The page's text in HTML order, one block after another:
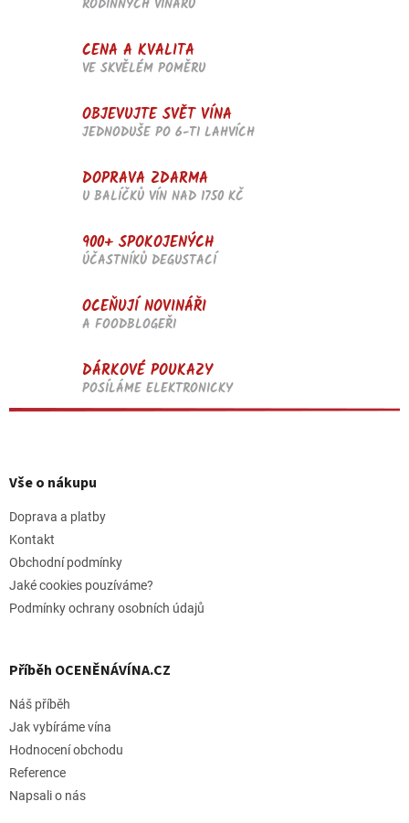
k
ý
p
s
u
RODINNÝCH VINAŘŮ
CENA A KVALITA
VE SKVĚLÉM POMĚRU
OBJEVUJTE SVĚT VÍNA
JEDNODUŠE PO 6-TI LAHVÍCH
DOPRAVA ZDARMA
U BALÍČKŮ VÍN NAD 1750 KČ
900+ SPOKOJENÝCH
ÚČASTNÍKŮ DEGUSTACÍ
OCEŇUJÍ NOVINÁŘI
A FOODBLOGEŘI
DÁRKOVÉ POUKAZY
POSÍLÁME ELEKTRONICKY
pVše o nákupu
Doprava a platby
Kontakt
Obchodní podmínky
Jaké cookies pouzíváme?
Podmínky ochrany osobních údajů
Příběh OCENĚNÁVÍNA.CZ
Náš příběh
Jak vybíráme vína
Hodnocení obchodu
Reference
Napsali o nás